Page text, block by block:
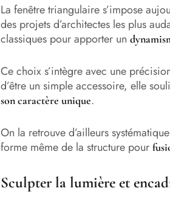
La fenêtre triangulaire s’impose
des projets d’architectes les plus
classiques pour apporter un
Ce choix s’intègre avec une
d’être un simple accessoire, elle
son caractère unique.
On la retrouve d’ailleurs
forme même de la structure pour
Sculpter la lumière et